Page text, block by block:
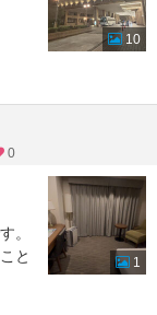
10
0
。
と
1